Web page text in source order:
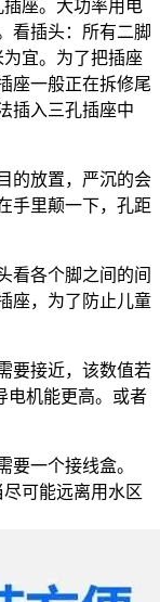
座。大功率用电
看插头：所有二脚
宜。为了把插座
座一般正在拆修尾
插入三孔插座中
放置，严沉的会
手里颠一下，孔距
各个脚之间的间
座，为了防止儿童
接近，该数值若
电机能更高。或者
要一个接线盒。
可能远离用水区